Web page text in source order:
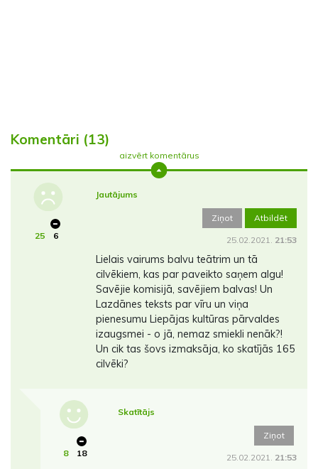
Komentāri (13)
aizvērt komentārus
25 6
Jautājums
Ziņot Atbildēt
25.02.2021. 21:53
Lielais vairums balvu teātrim un tā
cilvēkiem, kas par paveikto saņem algu!
Savējie komisijā, savējiem balvas! Un
Lazdānes teksts par vīru un viņa
pienesumu Liepājas kultūras pārvaldes
izaugsmei - o jā, nemaz smiekli nenāk?!
Un cik tas šovs izmaksāja, ko skatījās 165
cilvēki?
8 18
Skatītājs
Ziņot
25.02.2021. 21:53